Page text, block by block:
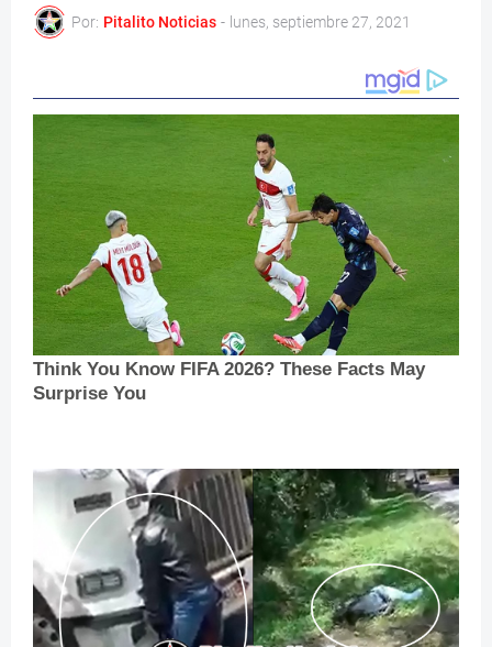
Por: Pitalito Noticias - lunes, septiembre 27, 2021